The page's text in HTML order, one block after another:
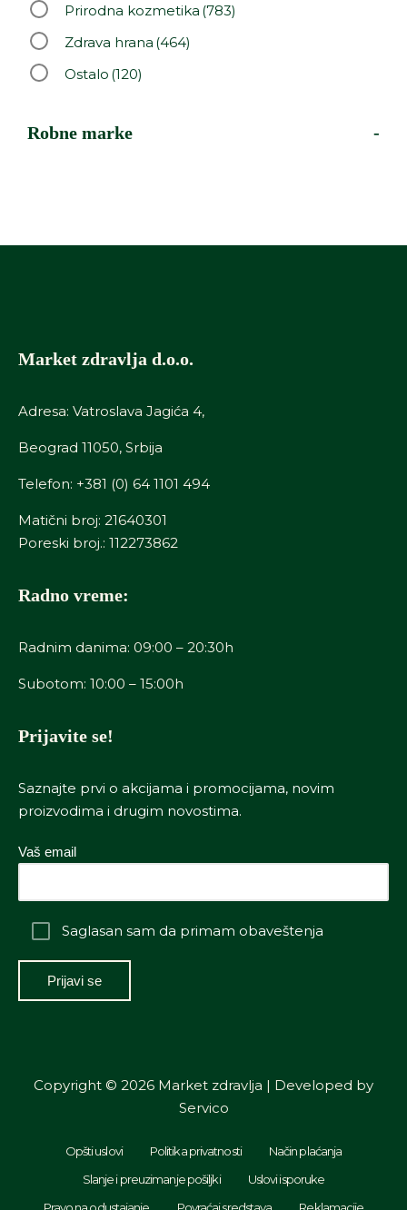
Prirodna kozmetika (783)
Zdrava hrana (464)
Ostalo (120)
Robne marke -
Market zdravlja d.o.o.
Adresa: Vatroslava Jagića 4,
Beograd 11050, Srbija
Telefon: +381 (0) 64 1101 494
Matični broj: 21640301
Poreski broj.: 112273862
Radno vreme:
Radnim danima: 09:00 – 20:30h
Subotom: 10:00 – 15:00h
Prijavite se!
Saznajte prvi o akcijama i promocijama, novim
proizvodima i drugim novostima.
Vaš email
Saglasan sam da primam obaveštenja
Copyright © 2026 Market zdravlja | Developed by
Servico
Opšti uslovi Politika privatnosti
Način plaćanja
Slanje i preuzimanje pošiljki
Uslovi isporuke
Pravo na odustajanje
Povraćaj sredstava Reklamacije